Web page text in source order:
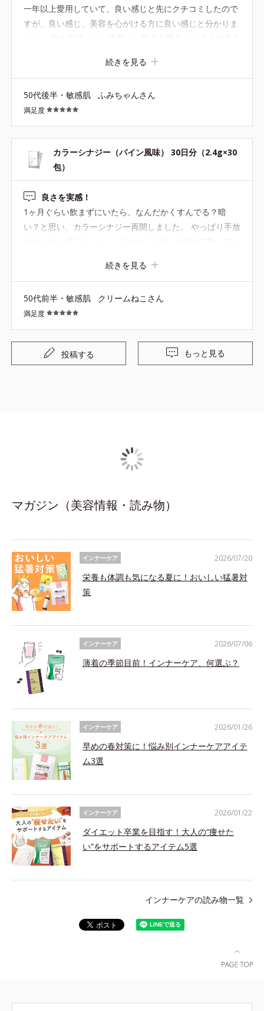
一年以上愛用していて、良い感じと先にクチコミしたので
すが、良い感じ、美容を心がける方に良い感じと分かりま
した。 朝の美味しいご褒美は、気分を明るくしてくれる私
続きを見る
50代後半・敏感肌 ふみちゃんさん
満足度
カラーシナジー（パイン風味） 30日分（2.4g×30
包）
良さを実感！
1ヶ月ぐらい飲まずにいたら、なんだかくすんでる？暗
い？と思い、カラーシナジー再開しました。 やっぱり手放
続きを見る
50代前半・敏感肌 クリームねこさん
満足度
投稿する もっと見る
マガジン（美容情報・読み物）
インナーケア
栄養も体調も気になる夏に！おいしい猛暑対
策
2026/07/20
インナーケア
薄着の季節目前！インナーケア、何選ぶ？
2026/07/06
インナーケア
早めの春対策に！悩み別インナーケアアイテ
ム3選
2026/01/26
インナーケア
ダイエット卒業を目指す！大人の“痩せた
い”をサポートするアイテム5選
2026/01/22
インナーケアの読み物一覧